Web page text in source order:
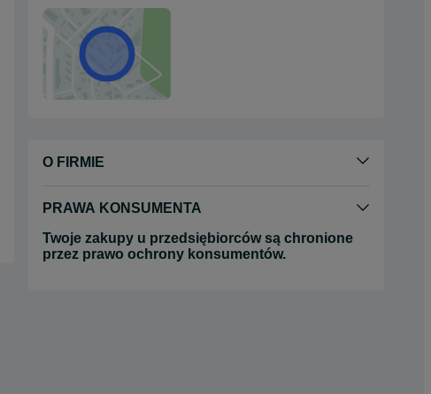
O FIRMIE
PRAWA KONSUMENTA
Twoje zakupy u przedsiębiorców są chronione
przez prawo ochrony konsumentów.